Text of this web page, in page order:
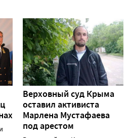
Верховный суд Крыма
оставил активиста
Марлена Мустафаева
под арестом